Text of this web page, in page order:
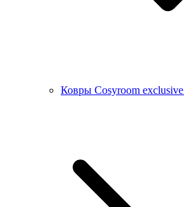
Ковры Cosyroom exclusive